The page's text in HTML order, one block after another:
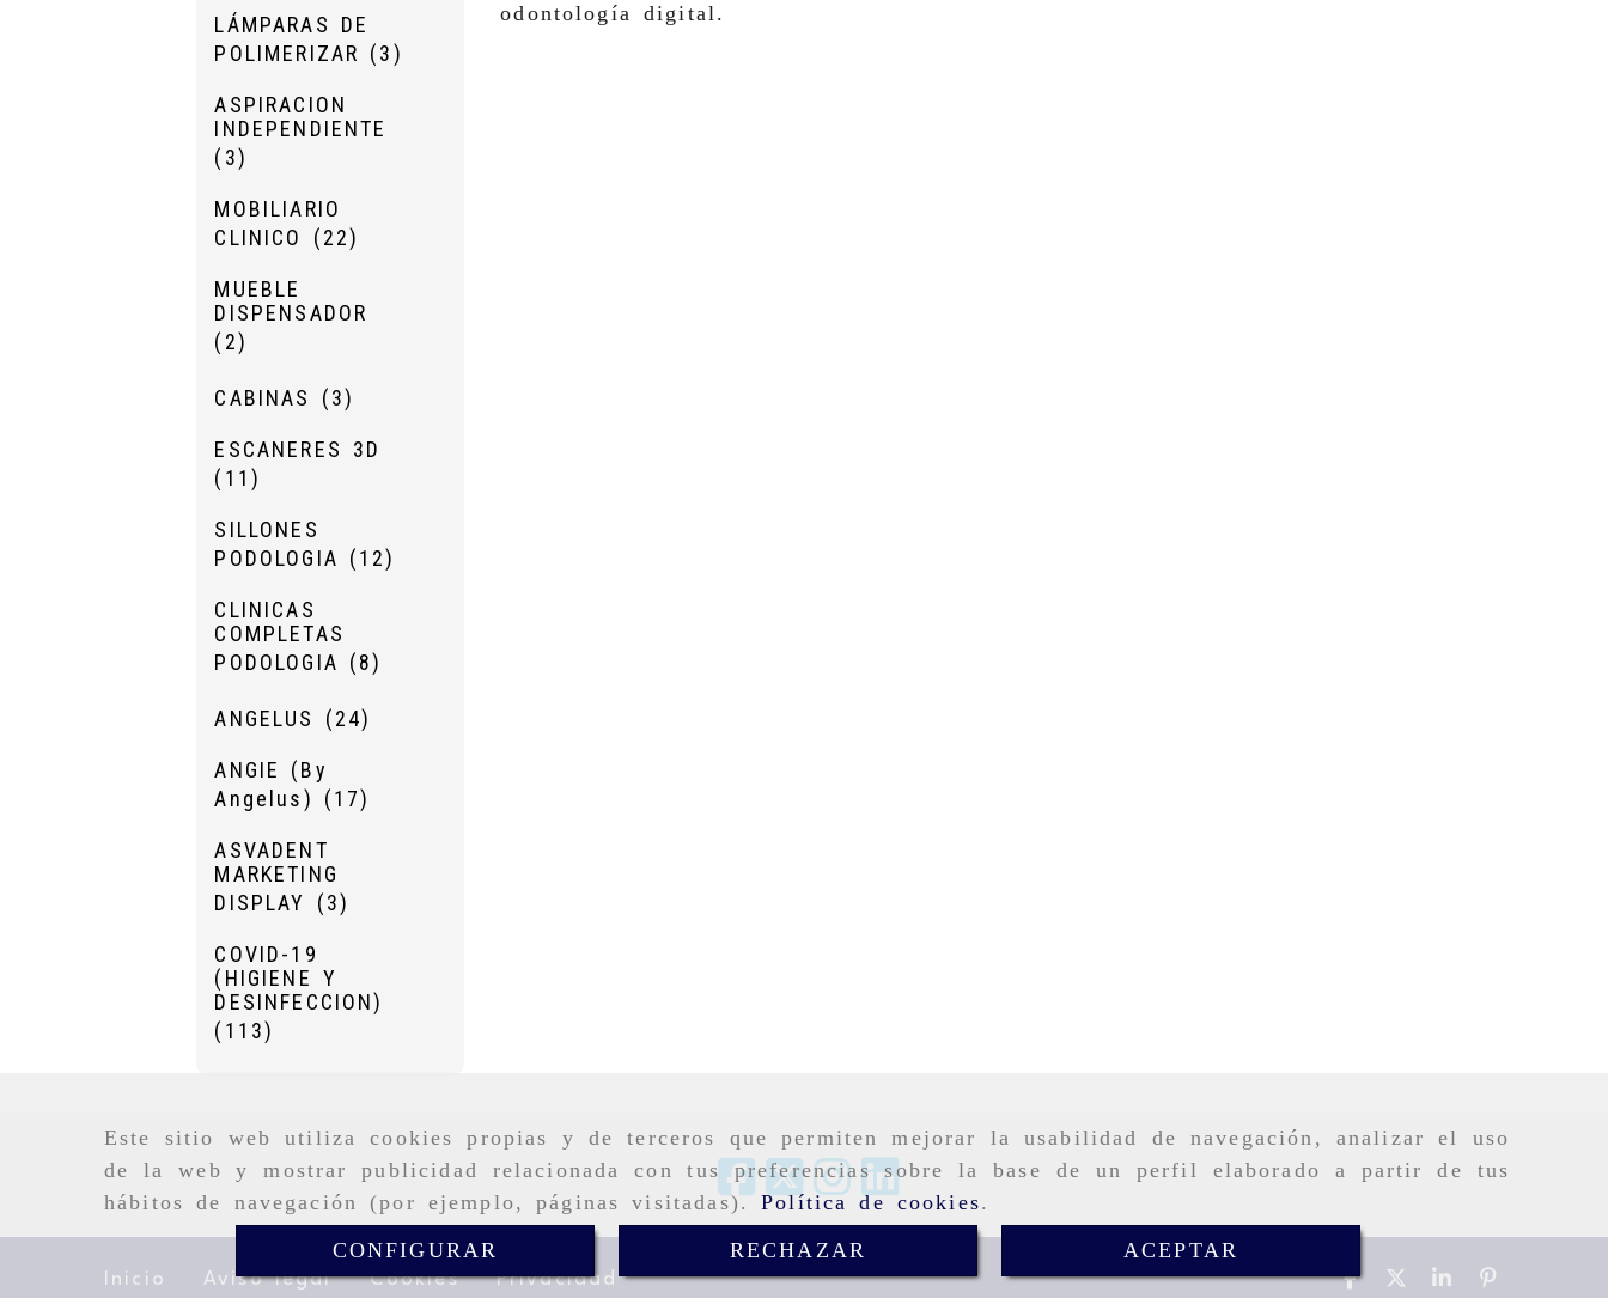
Este sitio web utiliza cookies propias y de terceros que permiten mejorar la usabilidad de navegación, analizar el uso
de la web y mostrar publicidad relacionada con tus preferencias sobre la base de un perfil elaborado a partir de tus
hábitos de navegación (por ejemplo, páginas visitadas).Política de cookies.
CONFIGURAR RECHAZAR ACEPTAR
LÁMPARAS DE
POLIMERIZAR (3)
ASPIRACION
INDEPENDIENTE
(3)
MOBILIARIO
CLINICO (22)
MUEBLE
DISPENSADOR
(2)
CABINAS (3)
ESCANERES 3D
(11)
SILLONES
PODOLOGIA (12)
CLINICAS
COMPLETAS
PODOLOGIA (8)
ANGELUS (24)
ANGIE (By
Angelus) (17)
ASVADENT
MARKETING
DISPLAY (3)
COVID-19
(HIGIENE Y
DESINFECCION)
(113)
odontología digital.
Inicio Aviso legal Cookies Privacidad